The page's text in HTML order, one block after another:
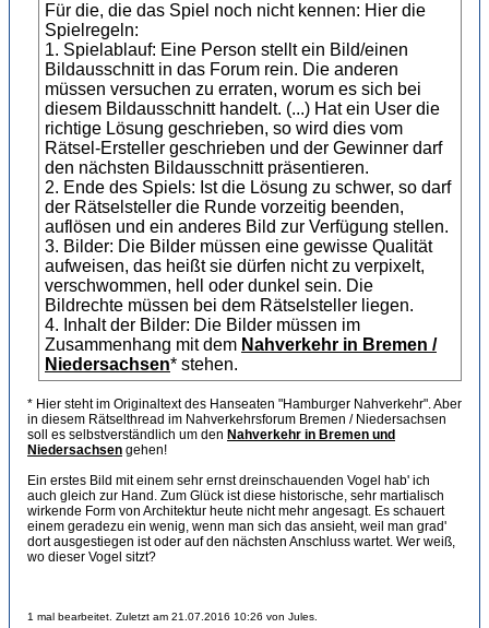
Für die, die das Spiel noch nicht kennen: Hier die
Spielregeln:
1. Spielablauf: Eine Person stellt ein Bild/einen
Bildausschnitt in das Forum rein. Die anderen
müssen versuchen zu erraten, worum es sich bei
diesem Bildausschnitt handelt. (...) Hat ein User die
richtige Lösung geschrieben, so wird dies vom
Rätsel-Ersteller geschrieben und der Gewinner darf
den nächsten Bildausschnitt präsentieren.
2. Ende des Spiels: Ist die Lösung zu schwer, so darf
der Rätselsteller die Runde vorzeitig beenden,
auflösen und ein anderes Bild zur Verfügung stellen.
3. Bilder: Die Bilder müssen eine gewisse Qualität
aufweisen, das heißt sie dürfen nicht zu verpixelt,
verschwommen, hell oder dunkel sein. Die
Bildrechte müssen bei dem Rätselsteller liegen.
4. Inhalt der Bilder: Die Bilder müssen im
Zusammenhang mit dem Nahverkehr in Bremen /
Niedersachsen* stehen.
* Hier steht im Originaltext des Hanseaten "Hamburger Nahverkehr". Aber
in diesem Rätselthread im Nahverkehrsforum Bremen / Niedersachsen
soll es selbstverständlich um den Nahverkehr in Bremen und
Niedersachsen gehen!
Ein erstes Bild mit einem sehr ernst dreinschauenden Vogel hab' ich
auch gleich zur Hand. Zum Glück ist diese historische, sehr martialisch
wirkende Form von Architektur heute nicht mehr angesagt. Es schauert
einem geradezu ein wenig, wenn man sich das ansieht, weil man grad'
dort ausgestiegen ist oder auf den nächsten Anschluss wartet. Wer weiß,
wo dieser Vogel sitzt?
1 mal bearbeitet. Zuletzt am 21.07.2016 10:26 von Jules.